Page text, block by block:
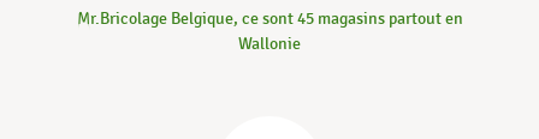
Mr.Bricolage Belgique, ce sont 45 magasins partout en
Wallonie